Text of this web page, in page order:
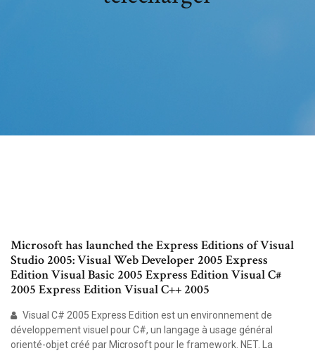
Microsoft has launched the Express Editions of Visual
Studio 2005: Visual Web Developer 2005 Express
Edition Visual Basic 2005 Express Edition Visual C#
2005 Express Edition Visual C++ 2005
Visual C# 2005 Express Edition est un environnement de
développement visuel pour C#, un langage à usage général
orienté-objet créé par Microsoft pour le framework. NET. La